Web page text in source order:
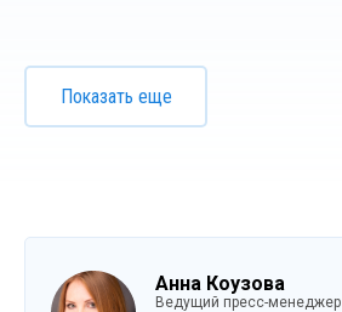
Анна Коузова
Ведущий пресс-менеджер
Показать еще